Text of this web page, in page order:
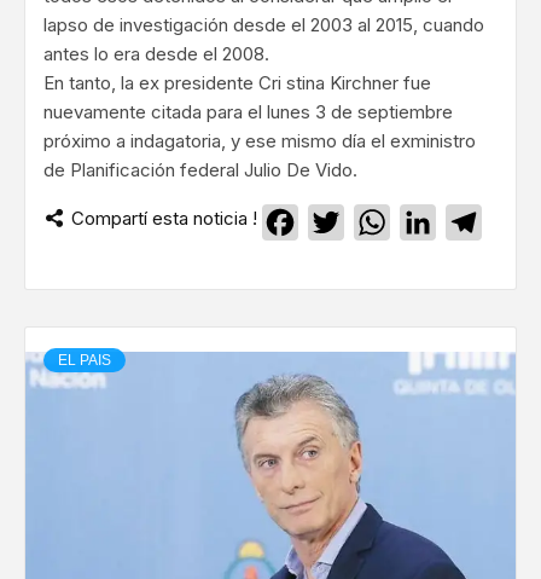
lapso de investigación desde el 2003 al 2015, cuando
antes lo era desde el 2008.
En tanto, la ex presidente Cri stina Kirchner fue
nuevamente citada para el lunes 3 de septiembre
próximo a indagatoria, y ese mismo día el exministro
de Planificación federal Julio De Vido.
Compartí esta noticia ! Facebook
TwitterWhatsApp
LinkedIn
EL PAIS